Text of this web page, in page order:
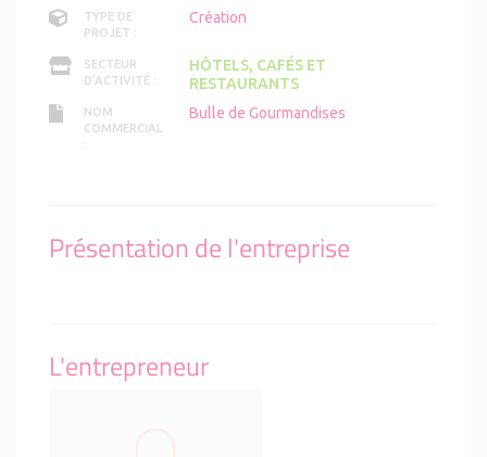
TYPE DE
PROJET :
Création
SECTEUR
D'ACTIVITÉ :
HÔTELS, CAFÉS ET
RESTAURANTS
NOM
COMMERCIAL
:
Bulle de Gourmandises
Présentation de l'entreprise
L'entrepreneur